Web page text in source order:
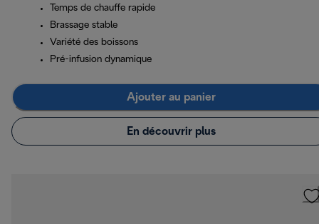
Temps de chauffe rapide
Brassage stable
Variété des boissons
Pré-infusion dynamique
Ajouter au panier
En découvrir plus